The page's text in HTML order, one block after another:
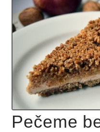
Pečeme